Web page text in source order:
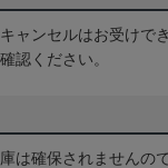
ャンセルはお受けで
認ください。
は確保されませんの